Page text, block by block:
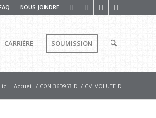
NOUS JOINDRE
CARRIÈRE SOUMISSION
ici : Accueil / CON-36D953-D / CM-VOLUTE-D